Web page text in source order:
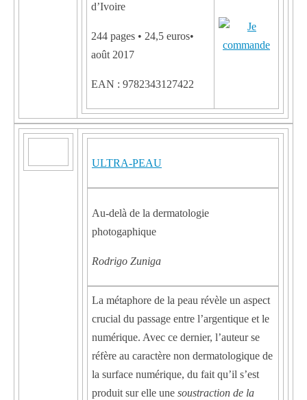
d’Ivoire
244 pages • 24,5 euros•
août 2017
EAN : 9782343127422
ULTRA-PEAU
Au-delà de la dermatologie
photogaphique
Rodrigo Zuniga
La métaphore de la peau révèle un aspect
crucial du passage entre l’argentique et le
numérique. Avec ce dernier, l’auteur se
réfère au caractère non dermatologique de
la surface numérique, du fait qu’il s’est
produit sur elle une soustraction de la